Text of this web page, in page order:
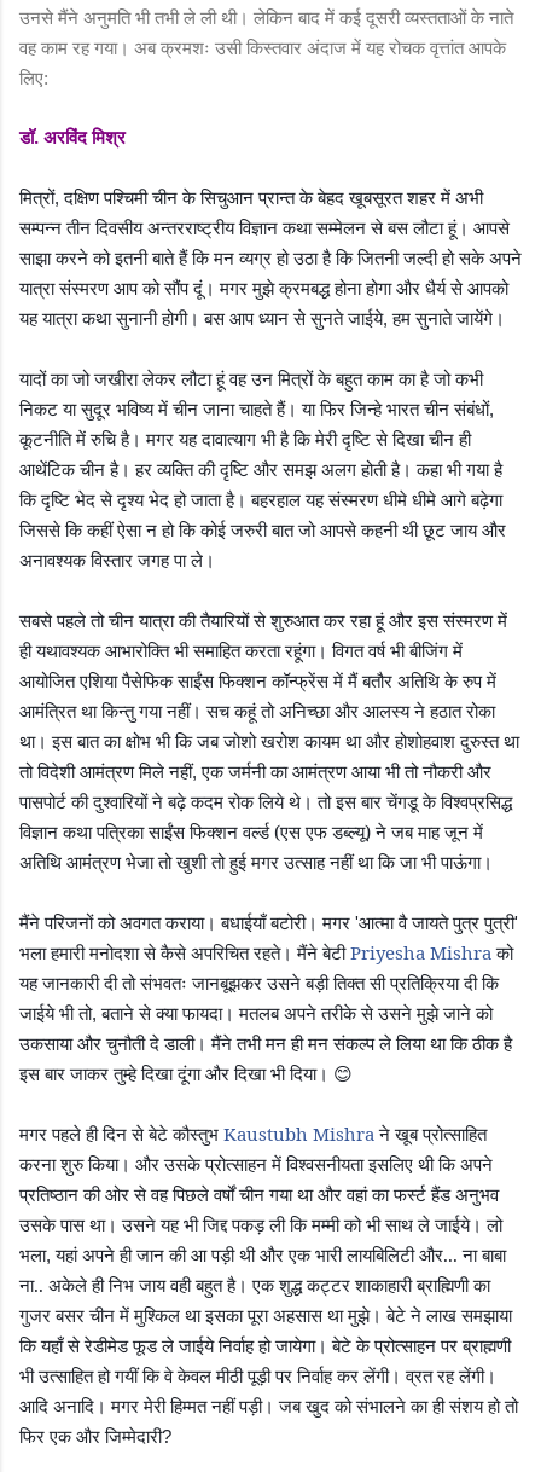
उनसे मैंने अनुमति भी तभी ले ली थी। लेकिन बाद में कई दूसरी व्यस्तताओं के नाते
वह काम रह गया। अब क्रमशः उसी किस्तवार अंदाज में यह रोचक वृत्तांत आपके
लिए:
डॉ. अरविंद मिश्र
मित्रों,दक्षिण पश्चिमी चीन के सिचुआन प्रान्त के बेहद खूबसूरत शहर में अभी
सम्पन्न तीन दिवसीय अन्तरराष्ट्रीय विज्ञान कथा सम्मेलन से बस लौटा हूं। आपसे
साझा करने को इतनी बाते हैं कि मन व्यग्र हो उठा है कि जितनी जल्दी हो सके अपने
यात्रा संस्मरण आप को सौंप दूं। मगर मुझे क्रमबद्ध होना होगा और धैर्य से आपको
यह यात्रा कथा सुनानी होगी। बस आप ध्यान से सुनते जाईये,हम सुनाते जायेंगे।
यादों का जो जखीरा लेकर लौटा हूं वह उन मित्रों के बहुत काम का है जो कभी
निकट या सुदूर भविष्य में चीन जाना चाहते हैं। या फिर जिन्हे भारत चीन संबंधों,
कूटनीति में रुचि है। मगर यह दावात्याग भी है कि मेरी दृष्टि से दिखा चीन ही
आथेंटिक चीन है। हर व्यक्ति की दृष्टि और समझ अलग होती है। कहा भी गया है
कि दृष्टि भेद से दृश्य भेद हो जाता है। बहरहाल यह संस्मरण धीमे धीमे आगे बढ़ेगा
जिससे कि कहीं ऐसा न हो कि कोई जरुरी बात जो आपसे कहनी थी छूट जाय और
अनावश्यक विस्तार जगह पा ले।
सबसे पहले तो चीन यात्रा की तैयारियों से शुरुआत कर रहा हूं और इस संस्मरण में
ही यथावश्यक आभारोक्ति भी समाहित करता रहूंगा। विगत वर्ष भी बीजिंग में
आयोजित एशिया पैसेफिक साईंस फिक्शन कॉन्फ्रेंस में मैं बतौर अतिथि के रुप में
आमंत्रित था किन्तु गया नहीं। सच कहूं तो अनिच्छा और आलस्य ने हठात रोका
था। इस बात का क्षोभ भी कि जब जोशो खरोश कायम था और होशोहवाश दुरुस्त था
तो विदेशी आमंत्रण मिले नहीं,एक जर्मनी का आमंत्रण आया भी तो नौकरी और
पासपोर्ट की दुश्वारियों ने बढ़े कदम रोक लिये थे। तो इस बार चेंगडू के विश्वप्रसिद्ध
विज्ञान कथा पत्रिका साईंस फिक्शन वर्ल्ड (एस एफ डब्ल्यू) ने जब माह जून में
अतिथि आमंत्रण भेजा तो खुशी तो हुई मगर उत्साह नहीं था कि जा भी पाऊंगा।
मैंने परिजनों को अवगत कराया। बधाईयाँ बटोरी। मगर 'आत्मा वै जायते पुत्र पुत्री'
भला हमारी मनोदशा से कैसे अपरिचित रहते। मैंने बेटी Priyesha Mishra को
यह जानकारी दी तो संभवतः जानबूझकर उसने बड़ी तिक्त सी प्रतिक्रिया दी कि
जाईये भी तो,बताने से क्या फायदा। मतलब अपने तरीके से उसने मुझे जाने को
उकसाया और चुनौती दे डाली। मैंने तभी मन ही मन संकल्प ले लिया था कि ठीक है
इस बार जाकर तुम्हे दिखा दूंगा और दिखा भी दिया। 😊
मगर पहले ही दिन से बेटे कौस्तुभ Kaustubh Mishra ने खूब प्रोत्साहित
करना शुरु किया। और उसके प्रोत्साहन में विश्वसनीयता इसलिए थी कि अपने
प्रतिष्ठान की ओर से वह पिछले वर्षों चीन गया था और वहां का फर्स्ट हैंड अनुभव
उसके पास था। उसने यह भी जिद्द पकड़ ली कि मम्मी को भी साथ ले जाईये। लो
भला,यहां अपने ही जान की आ पड़ी थी और एक भारी लायबिलिटी और... ना बाबा
ना.. अकेले ही निभ जाय वही बहुत है। एक शुद्ध कट्टर शाकाहारी ब्राह्मिणी का
गुजर बसर चीन में मुश्किल था इसका पूरा अहसास था मुझे। बेटे ने लाख समझाया
कि यहाँ से रेडीमेड फूड ले जाईये निर्वाह हो जायेगा। बेटे के प्रोत्साहन पर ब्राह्मणी
भी उत्साहित हो गयीं कि वे केवल मीठी पूड़ी पर निर्वाह कर लेंगी। व्रत रह लेंगी।
आदि अनादि। मगर मेरी हिम्मत नहीं पड़ी। जब खुद को संभालने का ही संशय हो तो
फिर एक और जिम्मेदारी?